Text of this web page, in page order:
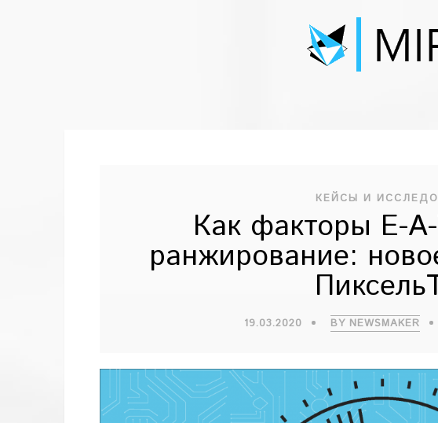
КЕЙСЫ И
Как факторы E-
ранжирование:
19.03.2020 BY NEWSMAKER